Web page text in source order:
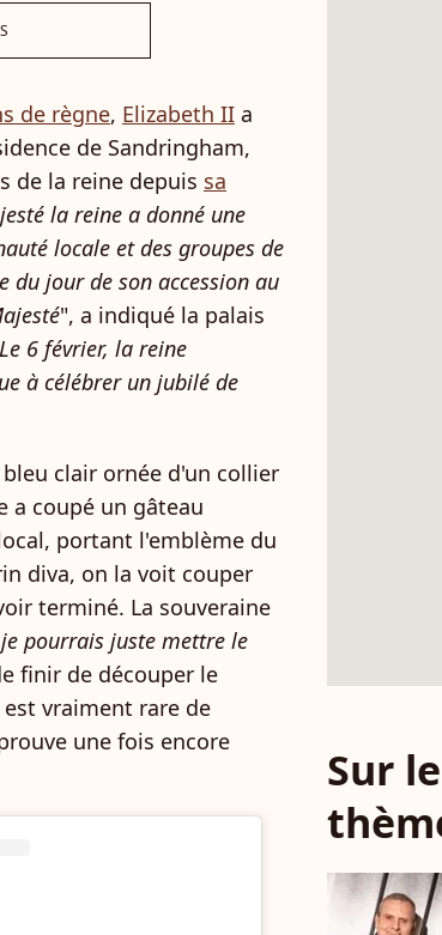
de règne, Elizabeth II a
de Sandringham,
de la reine depuis sa
la reine a donné une
locale et des groupes de
du jour de son accession au
", a indiqué la palais
Le 6 février, la reine
à célébrer un jubilé de
clair ornée d'un collier
a coupé un gâteau
portant l'emblème du
diva, on la voit couper
terminé. La souveraine
pourrais juste mettre le
finir de découper le
vraiment rare de
une fois encore
Sur